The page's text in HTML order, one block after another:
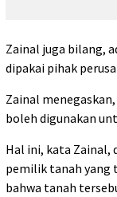
Zainal juga bilang,
dipakai pihak
Zainal
boleh digunakan
Hal ini, kata Zainal,
pemilik tanah yang
bahwa tanah